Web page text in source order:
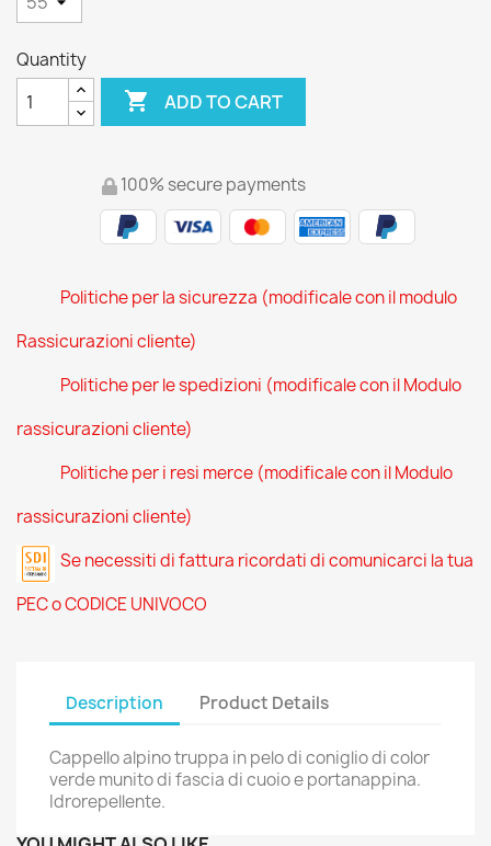
Quantity
 ADD TO CART
100% secure payments
Politiche per la sicurezza (modificale con il modulo
Rassicurazioni cliente)
Politiche per le spedizioni (modificale con il Modulo
rassicurazioni cliente)
Politiche per i resi merce (modificale con il Modulo
rassicurazioni cliente)
Se necessiti di fattura ricordati di comunicarci la tua
PEC o CODICE UNIVOCO
Description Product Details
Cappello alpino truppa in pelo di coniglio di color
verde munito di fascia di cuoio e portanappina.
Idrorepellente.